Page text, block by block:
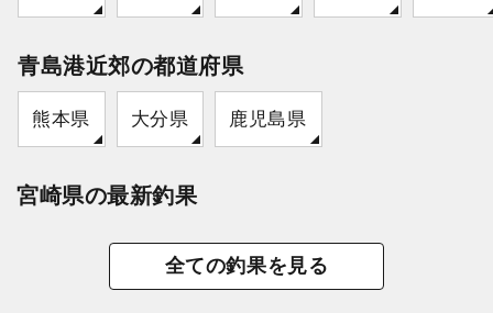
青島港近郊の都道府県
熊本県 大分県 鹿児島県
宮崎県の最新釣果
全ての釣果を見る